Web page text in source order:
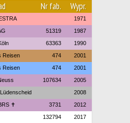
Nr fab. Wypr.
1971
51319 1987
63363 1990
Reisen 474 2001
Reisen 474 2001
107634 2005
2008
✝︎ 3731 2012
132794 2017